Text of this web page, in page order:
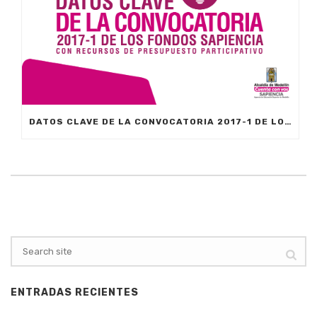
DATOS CLAVE DE LA CONVOCATORIA 2017-1 DE LOS FONDOS SAPIENCIA CON RECURSOS DE PP
ENTRADAS RECIENTES